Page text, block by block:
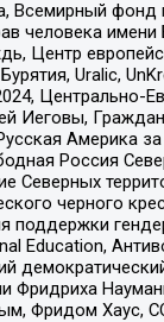
Всемирный
человека
Центр
Uralic,
Центрально-
Иеговы,
Америка
Россия
Северных
черного
поддержки
Education,
Фридриха
Фридом Хаус,